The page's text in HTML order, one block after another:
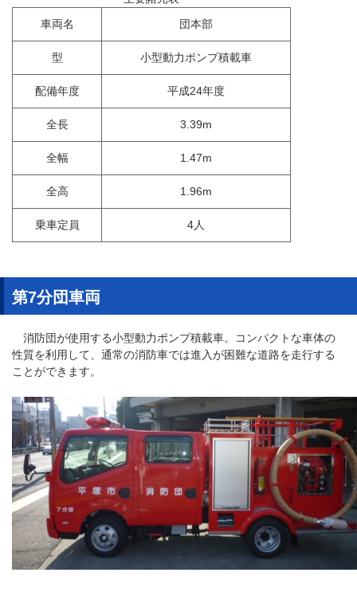
車両名
団本部
型 小型動力ポンプ積載車
配備年度 平成24年度
全長 3.39m
全幅 1.47m
全高 1.96m
乗車定員 4人
第7分団車両
消防団が使用する小型動力ポンプ積載車。コンパクトな車体の
性質を利用して、通常の消防車では進入が困難な道路を走行する
ことができます。